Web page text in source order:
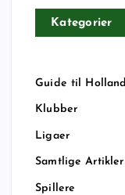
Kategorier
Guide til Holland
Klubber
Ligaer
Samtlige Artikler
Spillere